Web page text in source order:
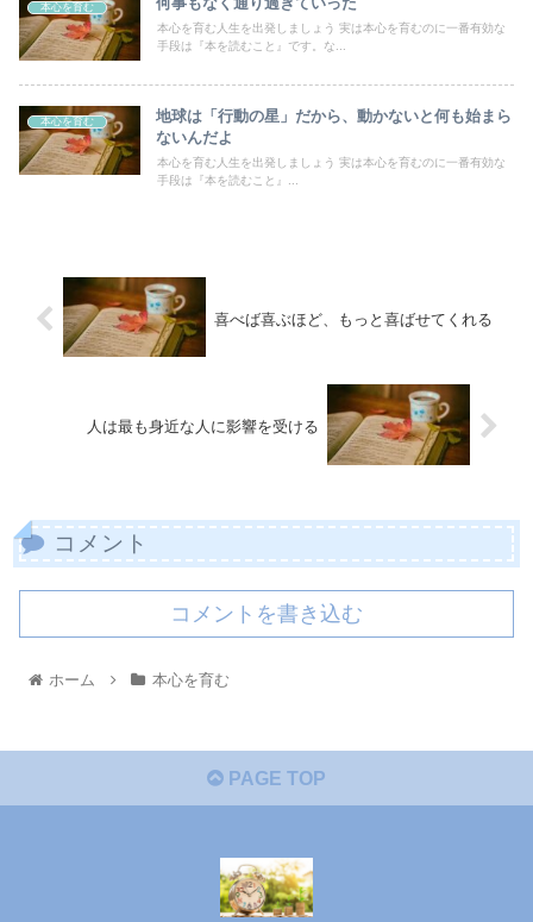
本心を育む
本心を育む人生を出発しましょう 実は本心を育むのに一番有効な
手段は『本を読むこと』です。な...
本心を育む
地球は「行動の星」だから、動かないと何も始まら
ないんだよ
本心を育む人生を出発しましょう 実は本心を育むのに一番有効な
手段は『本を読むこと』...
喜べば喜ぶほど、もっと喜ばせてくれる
人は最も身近な人に影響を受ける
コメント
コメントを書き込む
ホーム 本心を育む
PAGE TOP